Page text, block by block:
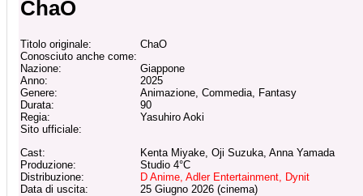
ChaO
Titolo originale:
ChaO
Conosciuto anche come:
Nazione:
Giappone
Anno:
2025
Genere:
Animazione, Commedia, Fantasy
Durata:
90
Regia:
Yasuhiro Aoki
Sito ufficiale:
Cast:
Kenta Miyake, Oji Suzuka, Anna Yamada
Produzione:
Studio 4°C
Distribuzione:
D Anime, Adler Entertainment, Dynit
Data di uscita:
25 Giugno 2026 (cinema)